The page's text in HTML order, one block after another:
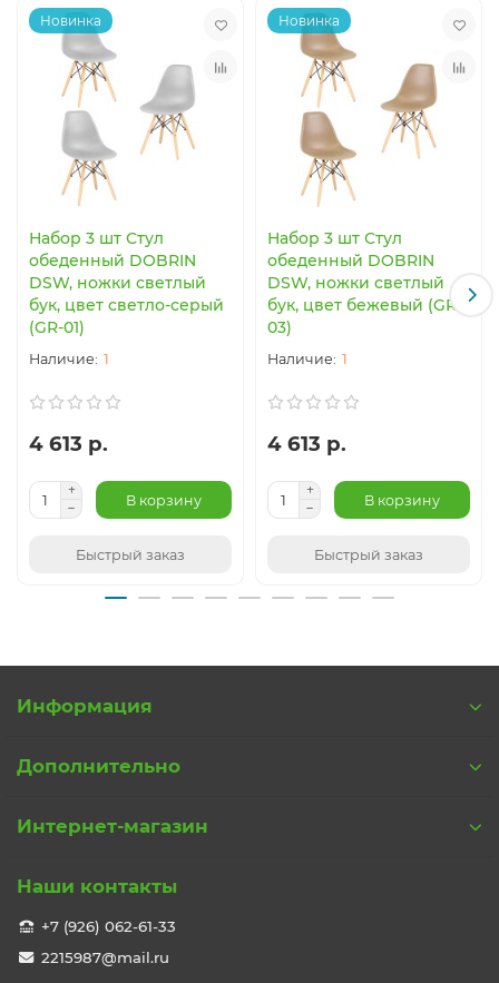
Новинка
Набор 3 шт Стул
обеденный DOBRIN
DSW, ножки светлый
бук, цвет светло-серый
(GR-01)
1
4 613 р.
В корзину
Быстрый заказ
Новинка
Набор 3 шт Стул
обеденный DOBRIN
DSW, ножки светлый
бук, цвет бежевый (GR-
03)
1
4 613 р.
В корзину
Быстрый заказ
Информация
Дополнительно
Интернет-магазин
Наши контакты
+7 (926) 062-61-33
2215987@mail.ru